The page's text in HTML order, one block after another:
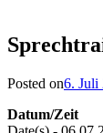
Posted on6. Juli
Datum/Zeit